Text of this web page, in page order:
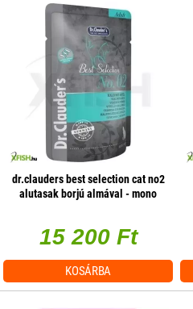
dr.clauders best selection cat no2
alutasak borjú almával - mono
15 200 Ft
KOSÁRBA